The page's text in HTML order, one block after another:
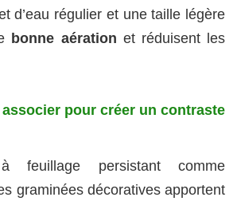
d’eau régulier et une taille légère
bonne aération et réduisent les
pour créer un contraste
feuillage persistant comme
graminées décoratives apportent